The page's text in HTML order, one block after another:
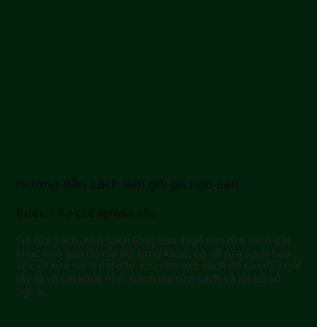
Hướng dẫn cách làm gỏi gà ngó sen
Bước 1 Sơ chế nguyên liệu
Gà rửa sạch, nhổ sạch lông con. Ngó sen rửa sạch cắt
khúc nhỏ sau đó cắt đôi từng khúc, cà rốt rửa sạch bào
sợi, ớt rửa sạch cắt dây, rau răm rửa sạch để ráo rồi ngắt
lấy lá và cắt khúc nhỏ, hành tây rửa sạch và lột bỏ vỏ
ngoài.